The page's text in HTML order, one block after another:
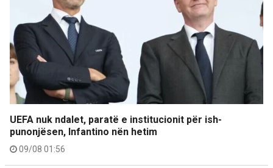
UEFA nuk ndalet, paratë e institucionit për ish-
punonjësen, Infantino nën hetim
09/08 01:56